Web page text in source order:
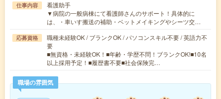
仕事内容
看護助手
▼病院の一般病棟にて看護師さんのサポート！具体的に
は、・車いす搬送の補助・ベットメイキングやシーツ交…
応募資格
職種未経験OK / ブランクOK / パソコンスキル不要 / 英語力不
要
■無資格・未経験OK！■年齢・学歴不問！ブランクOK!■10名
以上採用予定！■履歴書不要■社会保険完…
職場の雰囲気